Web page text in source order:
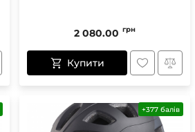
2 080.00 грн
Купити
+377 балів